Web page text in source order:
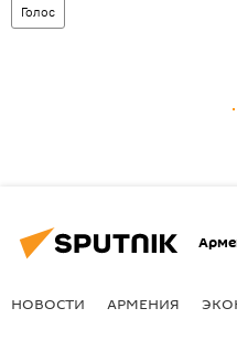
Голос
НОВОСТИ АРМЕНИЯ